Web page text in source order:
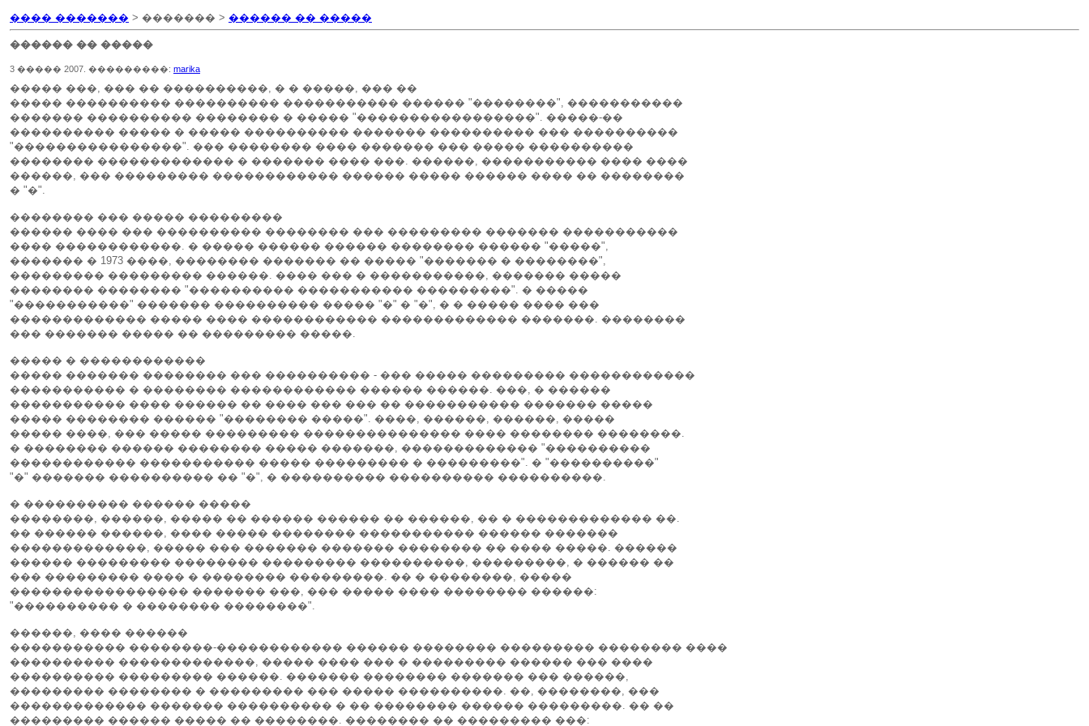
���� ������� > ������� > ������ �� �����
������ �� �����
3 ����� 2007. ���������: marika
����� ���, ��� �� ����������, � � �����, ��� ��
����� ���������� ���������� ����������� ������ "��������", �����������
������� ���������� �������� � ����� "�����������������". �����-��
���������� ����� � ����� ���������� ������� ���������� ��� ����������
"����������������". ��� �������� ���� ������� ��� ����� ����������
�������� ������������� � ������� ���� ���. ������, ����������� ���� ����
������, ��� ��������� ������������ ������ ����� ������ ���� �� ��������
� "�".
�������� ��� ����� ���������
������ ���� ��� ���������� �������� ��� ��������� ������� �����������
���� ������������. � ����� ������ ������ �������� ������ "�����",
������� � 1973 ����, �������� ������� �� ����� "������� � ��������",
��������� ��������� ������. ���� ��� � �����������, ������� �����
�������� �������� "���������� ����������� ���������". � �����
"�����������" ������� ���������� ����� "�" � "�", � � ����� ���� ���
������������� ����� ���� ������������ ������������� �������. ��������
��� ������� ����� �� ��������� �����.
����� � ������������
����� ������� �������� ��� ���������� - ��� ����� ��������� ������������
����������� � �������� ������������ ������ ������. ���, � ������
����������� ���� ������ �� ���� ��� ��� �� ����������� ������� �����
����� �������� ������ "�������� �����". ����, ������, ������, �����
����� ����, ��� ����� ��������� ��������������� ���� �������� ��������.
� �������� ������ �������� ����� �������, ������������� "����������
������������ ����������� ����� ��������� � ���������". � "����������"
"�" ������� ���������� �� "�", � ���������� ���������� ����������.
� ���������� ������ �����
��������, ������, ����� �� ������ ������ �� ������, �� � ������������� ��.
�� ������ ������, ���� ����� �������� ����������� ������ �������
�������������, ����� ��� ������� ������� �������� �� ���� �����. ������
������ ��������� �������� ��������� ����������, ���������, � ������ ��
��� ��������� ���� � �������� ���������. �� � ��������, �����
����������������� ������� ���, ��� ����� ���� �������� ������:
"���������� � �������� ��������".
������, ���� ������
����������� ��������-������������ ������ �������� ��������� �������� ����
���������� �������������, ����� ���� ��� � ��������� ������ ��� ����
���������� ��������� ������. ������� �������� ������� ��� ������,
��������� �������� � ��������� ��� ����� ����������. ��, ��������, ���
������������� ������� ���������� � �� �������� ������ ���������. �� ��
��������� ������ ����� �� ��������. �������� �� ��������� ���: